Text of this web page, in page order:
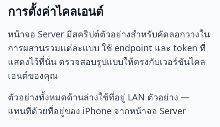
การตั้งค่าไคลเอนต์
หน้าจอ Server มีสคริปต์ตัวอย่างสำหรับคัดลอกวางใน
การผสานรวมแต่ละแบบ ใช้ endpoint และ token ที่
แสดงไว้ที่นั่น ตรวจสอบรูปแบบให้ตรงกับเวอร์ชันไคล
เอนต์ของคุณ
ตัวอย่างทั้งหมดด้านล่างใช้ที่อยู่ LAN ตัวอย่าง —
แทนที่ด้วยที่อยู่ของ iPhone จากหน้าจอ Server